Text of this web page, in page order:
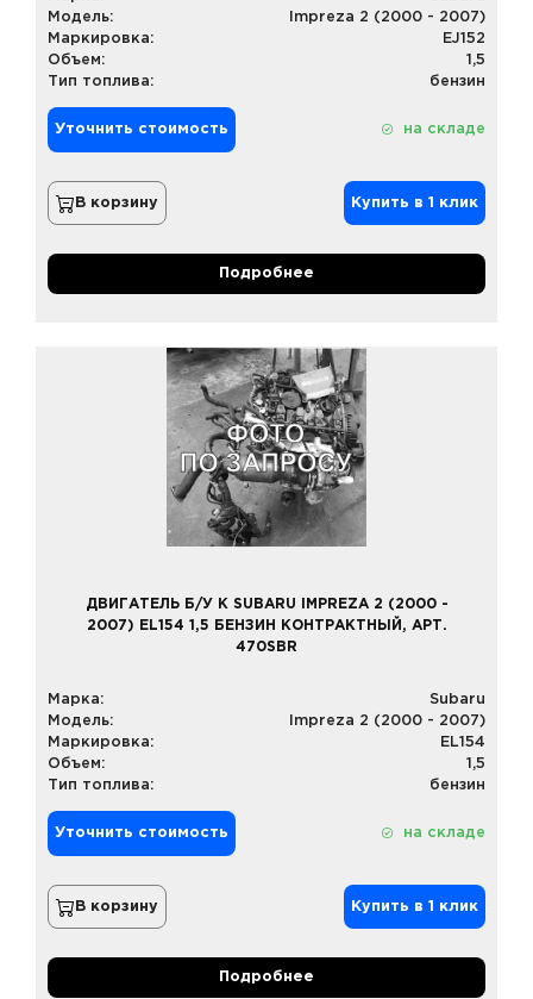
Модель:
Impreza 2 (2000 - 2007)
Маркировка:
EJ152
Объем:
1,5
Тип топлива:
бензин
Уточнить стоимость на складе
В корзину Купить в 1 клик
Подробнее
ДВИГАТЕЛЬ Б/У К SUBARU IMPREZA 2 (2000 -
2007) EL154 1,5 БЕНЗИН КОНТРАКТНЫЙ, АРТ.
470SBR
Марка:
Subaru
Модель:
Impreza 2 (2000 - 2007)
Маркировка:
EL154
Объем:
1,5
Тип топлива:
бензин
Уточнить стоимость на складе
В корзину Купить в 1 клик
Подробнее